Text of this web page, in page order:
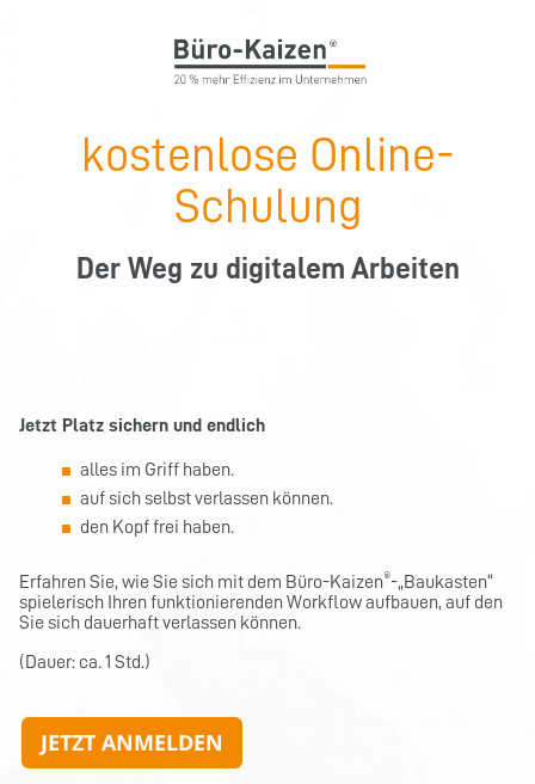
kostenlose Online-
Schulung
Der Weg zu digitalem Arbeiten
Jetzt Platz sichern und endlich
alles im Griff haben.
auf sich selbst verlassen können.
den Kopf frei haben.
Erfahren Sie, wie Sie sich mit dem Büro-Kaizen®-„Baukasten“
spielerisch Ihren funktionierenden Workflow aufbauen, auf den
Sie sich dauerhaft verlassen können.
(Dauer: ca. 1 Std.)
JETZT ANMELDEN